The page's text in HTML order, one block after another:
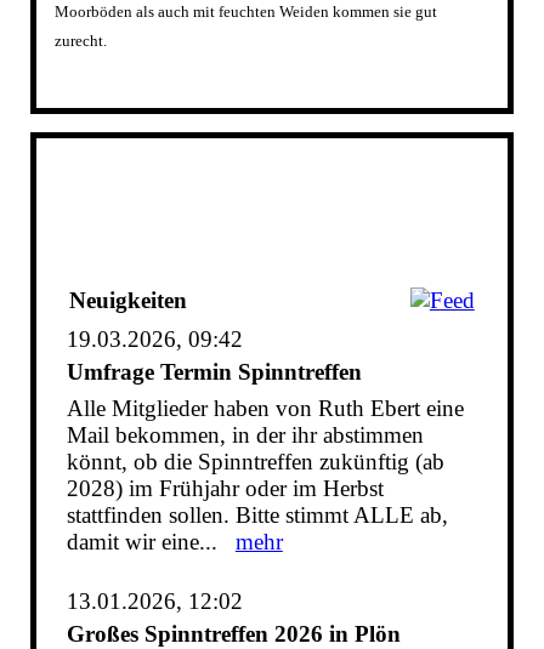
Moorböden als auch mit feuchten Weiden kommen sie gut
zurecht.
Neuigkeiten
19.03.2026, 09:42
Umfrage Termin Spinntreffen
Alle Mitglieder haben von Ruth Ebert eine
Mail bekommen, in der ihr abstimmen
könnt, ob die Spinntreffen zukünftig (ab
2028) im Frühjahr oder im Herbst
stattfinden sollen. Bitte stimmt ALLE ab,
damit wir eine... mehr
13.01.2026, 12:02
Großes Spinntreffen 2026 in Plön